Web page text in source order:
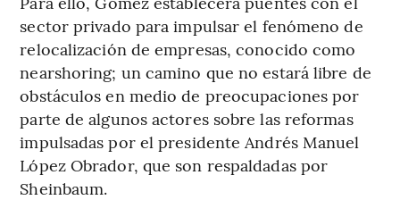
sector privado para impulsar el fenómeno de
relocalización de empresas, conocido como
nearshoring; un camino que no estará libre de
obstáculos en medio de preocupaciones por
parte de algunos actores sobre las reformas
impulsadas por el presidente Andrés Manuel
López Obrador, que son respaldadas por
Sheinbaum.